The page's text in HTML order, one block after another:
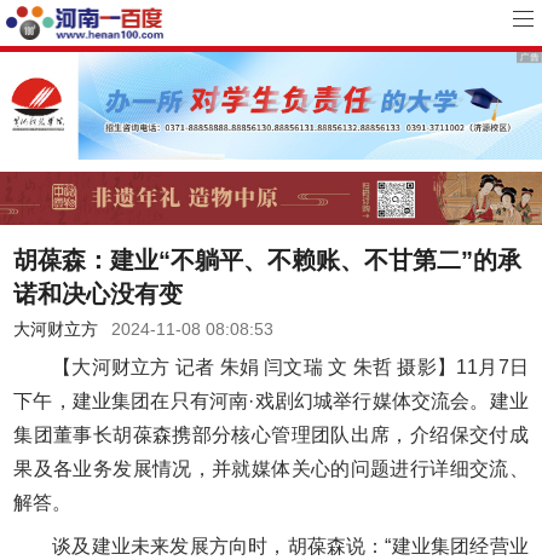
胡葆森：建业“不躺平、不赖账、不甘第二”的承
诺和决心没有变
大河财立方 2024-11-08 08:08:53
【大河财立方 记者 朱娟 闫文瑞 文 朱哲 摄影】11月7日
下午，建业集团在只有河南·戏剧幻城举行媒体交流会。建业
集团董事长胡葆森携部分核心管理团队出席，介绍保交付成
果及各业务发展情况，并就媒体关心的问题进行详细交流、
解答。
谈及建业未来发展方向时，胡葆森说：“建业集团经营业